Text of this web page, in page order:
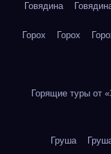
Говядина
Горох Горох
Горящие туры от
Груша